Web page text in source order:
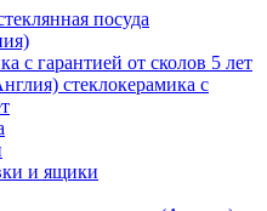
посуда
с гарантией от сколов 5 лет
стеклокерамика с
и ящики